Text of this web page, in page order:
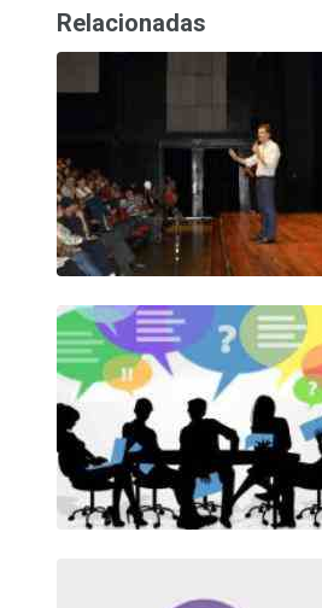
Relacionadas